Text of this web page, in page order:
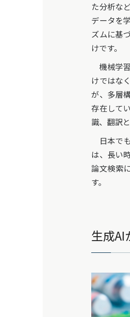
た分析な
データを
ズムに基
けです。
機械学
けではな
が、多層
存在して
識、翻訳
日本で
は、長い
論文検索
す。
生成AI